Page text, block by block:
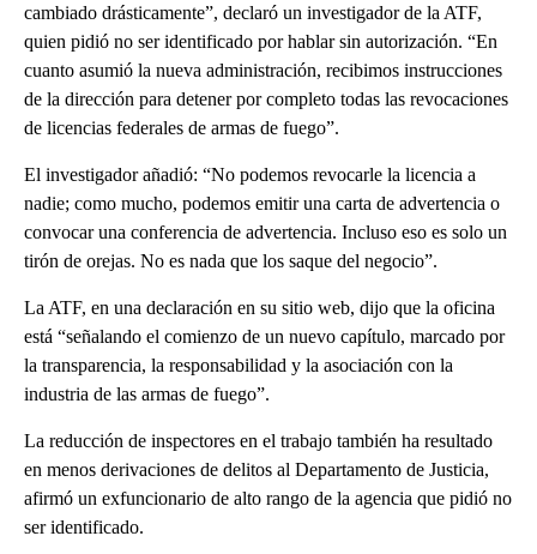
cambiado drásticamente”, declaró un investigador de la ATF,
quien pidió no ser identificado por hablar sin autorización. “En
cuanto asumió la nueva administración, recibimos instrucciones
de la dirección para detener por completo todas las revocaciones
de licencias federales de armas de fuego”.
El investigador añadió: “No podemos revocarle la licencia a
nadie; como mucho, podemos emitir una carta de advertencia o
convocar una conferencia de advertencia. Incluso eso es solo un
tirón de orejas. No es nada que los saque del negocio”.
La ATF, en una declaración en su sitio web, dijo que la oficina
está “señalando el comienzo de un nuevo capítulo, marcado por
la transparencia, la responsabilidad y la asociación con la
industria de las armas de fuego”.
La reducción de inspectores en el trabajo también ha resultado
en menos derivaciones de delitos al Departamento de Justicia,
afirmó un exfuncionario de alto rango de la agencia que pidió no
ser identificado.